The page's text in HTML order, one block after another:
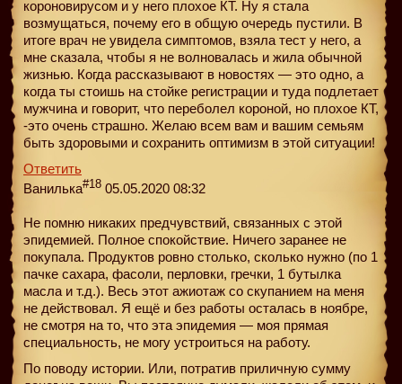
короновирусом и у него плохое КТ. Ну я стала
возмущаться, почему его в общую очередь пустили. В
итоге врач не увидела симптомов, взяла тест у него, а
мне сказала, чтобы я не волновалась и жила обычной
жизнью. Когда рассказывают в новостях — это одно, а
когда ты стоишь на стойке регистрации и туда подлетает
мужчина и говорит, что переболел короной, но плохое КТ,
-это очень страшно. Желаю всем вам и вашим семьям
быть здоровыми и сохранить оптимизм в этой ситуации!
Ответить
Ванилька#18 05.05.2020 08:32
Не помню никаких предчувствий, связанных с этой
эпидемией. Полное спокойствие. Ничего заранее не
покупала. Продуктов ровно столько, сколько нужно (по 1
пачке сахара, фасоли, перловки, гречки, 1 бутылка
масла и т.д.). Весь этот ажиотаж со скупанием на меня
не действовал. Я ещё и без работы осталась в ноябре,
не смотря на то, что эта эпидемия — моя прямая
специальность, не могу устроиться на работу.
По поводу истории. Или, потратив приличную сумму